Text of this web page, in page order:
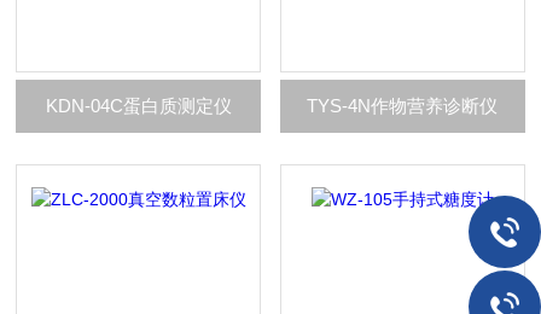
KDN-04C蛋白质测定仪 TYS-4N作物营养诊断仪